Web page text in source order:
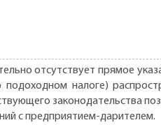
отсутствует прямое
налоге)
законодательства
с предприятием-дарителем.